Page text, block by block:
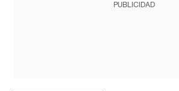
PUBLICIDAD